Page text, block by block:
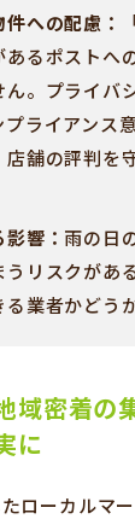
への配慮：
あるポストへ
ん。プライバ
プライアンス
舗の評判を
響： 雨の日
うリスクがあ
業者かどう
域密着の
に
ローカルマ